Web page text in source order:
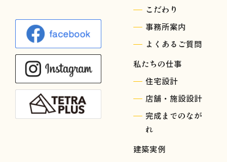
こだわり
事務所案内
よくあるご質問
私たちの仕事
住宅設計
店舗・施設設計
完成までのなが
れ
建築実例